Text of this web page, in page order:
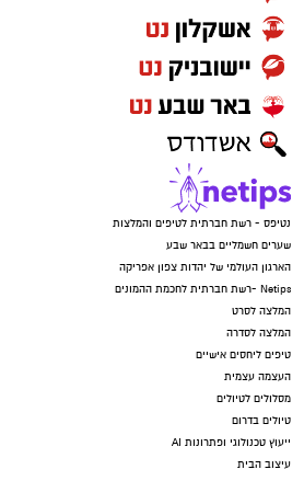
נטיפס - רשת חברתית לטיפים והמלצות
שערים חשמליים בבאר שבע
הארגון העולמי של יהדות צפון אפריקה
Netips -רשת חברתית לחכמת ההמונים
המלצה לסרט
המלצה לסדרה
טיפים ליחסים אישיים
העצמה עצמית
מסלולים לטיולים
טיולים בדרום
ייעוץ טכנולוגי ופתרונות AI
עיצוב הבית